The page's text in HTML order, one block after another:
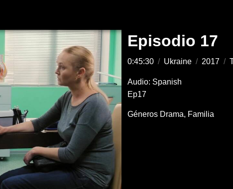
Episodio 17
0:45:30 / Ukraine / 2017 /
Audio: Spanish
Ep17
Géneros Drama Familia